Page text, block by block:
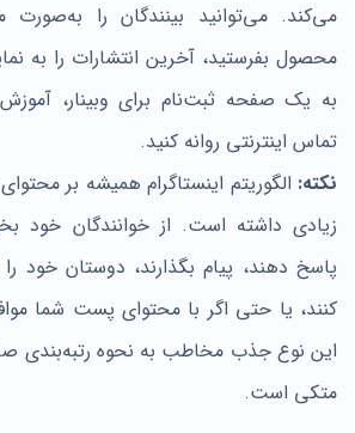
می‌کند. می‌توانید بینندگان را
محصول بفرستید، آخرین انتشارات را به
به یک صفحه ثبت‌نام برای وبینار،
تماس اینترنتی روانه کنید.
نکته: الگوریتم اینستاگرام همیشه بر
زیادی داشته است. از خوانندگان خود
پاسخ دهند، پیام بگذارند، دوستان
کنند، یا حتی اگر با محتوای پست شما
این نوع جذب مخاطب به نحوه رتبه‌بندی
متکی است.